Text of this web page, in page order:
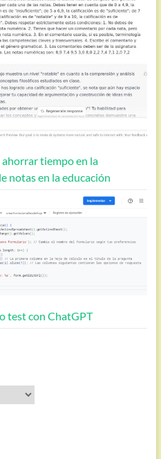
tiempo en la
notas en la educación
test con ChatGPT